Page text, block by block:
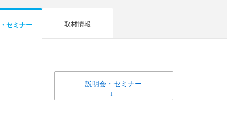
セミナー 取材情報
説明会・セミナー